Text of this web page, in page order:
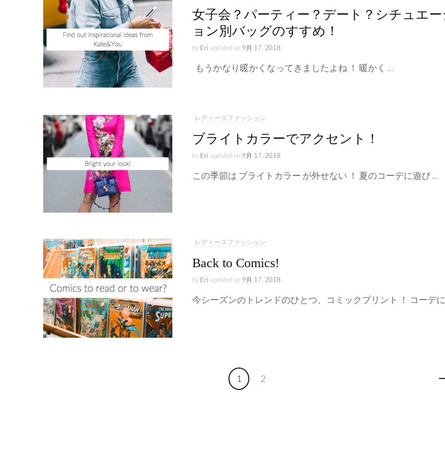
女子会？パーティー？デート？シチュエー
ョン別バッグのすすめ！
by Eri updated on 9月 17, 2018
もうかなり暖かくなってきましたよね ！ 暖かく …
レディースファッション
ブライトカラーでアクセント！
by Eri updated on 9月 17, 2018
この季節は ブライトカラー が外せない ！ 夏のコーデに遊び …
レディースファッション
Back to Comics!
by Eri updated on 9月 17, 2018
今シーズンのトレンドのひとつ、コミックプリント ！ コーデ
Page
1 Page
2